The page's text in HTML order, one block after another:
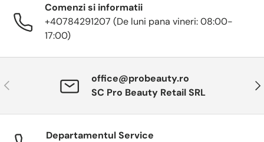
Comenzi si informatii
+40784291207 (De luni pana vineri: 08:00-
17:00)
Anterior
office@probeauty.ro
SC Pro Beauty Retail SRL
Departamentul Service